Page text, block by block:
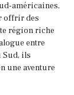
américaines,
offrir des
région riche
entre
Sud, ils
une aventure